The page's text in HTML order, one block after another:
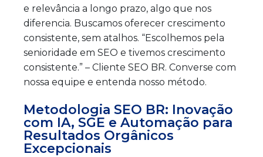
e relevância a longo prazo, algo que nos
diferencia. Buscamos oferecer crescimento
consistente, sem atalhos. “Escolhemos pela
senioridade em SEO e tivemos crescimento
consistente.” – Cliente SEO BR. Converse com
nossa equipe e entenda nosso método.
Metodologia SEO BR: Inovação
com IA, SGE e Automação para
Resultados Orgânicos
Excepcionais